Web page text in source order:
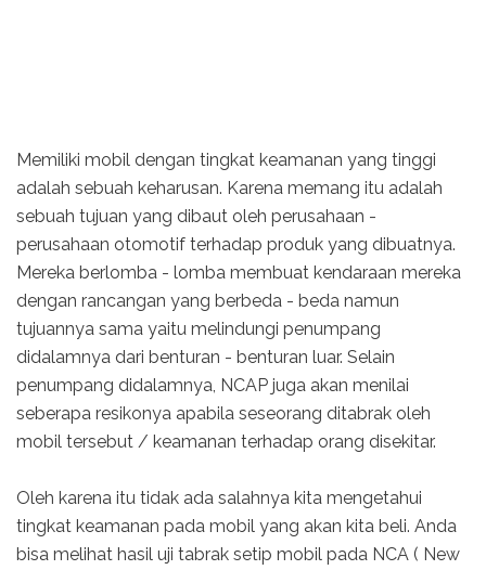
Memiliki mobil dengan tingkat keamanan yang tinggi
adalah sebuah keharusan. Karena memang itu adalah
sebuah tujuan yang dibaut oleh perusahaan -
perusahaan otomotif terhadap produk yang dibuatnya.
Mereka berlomba - lomba membuat kendaraan mereka
dengan rancangan yang berbeda - beda namun
tujuannya sama yaitu melindungi penumpang
didalamnya dari benturan - benturan luar. Selain
penumpang didalamnya, NCAP juga akan menilai
seberapa resikonya apabila seseorang ditabrak oleh
mobil tersebut / keamanan terhadap orang disekitar.
Oleh karena itu tidak ada salahnya kita mengetahui
tingkat keamanan pada mobil yang akan kita beli. Anda
bisa melihat hasil uji tabrak setip mobil pada NCA ( New